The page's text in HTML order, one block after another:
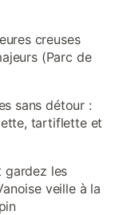
creuses
(Parc de
sans détour :
tartiflette et
gardez les
veille à la